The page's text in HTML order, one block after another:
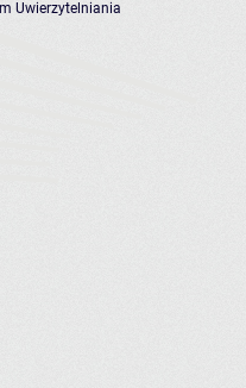
Uwierzytelniania